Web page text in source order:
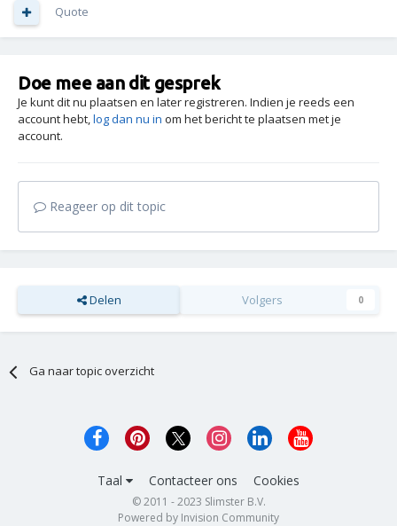
Quote
Doe mee aan dit gesprek
Je kunt dit nu plaatsen en later registreren. Indien je reeds een
account hebt,log dan nu in om het bericht te plaatsen met je
account.
Reageer op dit topic
Delen Volgers 0
Ga naar topic overzicht
Taal Contacteer ons Cookies
© 2011 - 2023 Slimster B.V.
Powered by Invision Community